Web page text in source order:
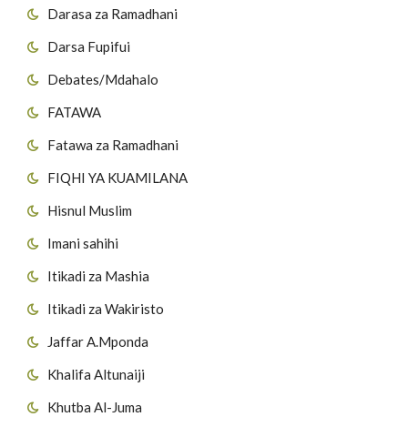
Darasa za Ramadhani
Darsa Fupifui
Debates/Mdahalo
FATAWA
Fatawa za Ramadhani
FIQHI YA KUAMILANA
Hisnul Muslim
Imani sahihi
Itikadi za Mashia
Itikadi za Wakiristo
Jaffar A.Mponda
Khalifa Altunaiji
Khutba Al-Juma